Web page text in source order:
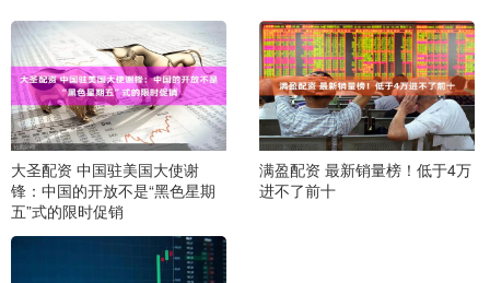
大圣配资 中国驻美国大使谢
锋：中国的开放不是“黑色星期
五”式的限时促销
满盈配资 最新销量榜！低于4万
进不了前十